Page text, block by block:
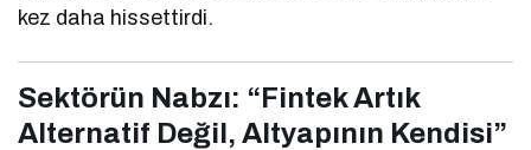
kez daha hissettirdi.
Sektörün Nabzı: “Fintek Artık
Alternatif Değil, Altyapının Kendisi”